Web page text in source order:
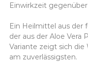
Einwirkzeit
Ein Heilmittel aus der
der aus der Aloe Vera
Variante zeigt sich
am zuverlässigsten.